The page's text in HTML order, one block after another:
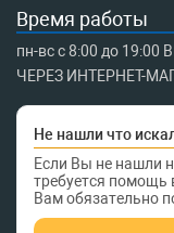
Время работы
пн-вс с 8:00 до
ЧЕРЕЗ ИНТЕРНЕТ-
Не нашли что
Если Вы не нашли
требуется помощь
Вам обязательно